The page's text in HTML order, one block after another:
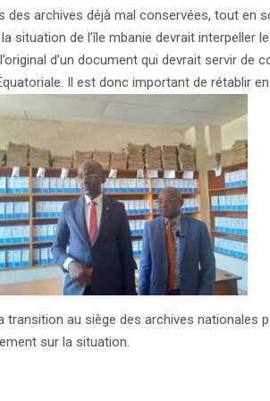
archives déjà mal conservées, tout en
situation de l’île mbanie devrait interpeller
d’un document qui devrait servir de
Il est donc important de rétablir
transition au siège des archives nationales
sur la situation.